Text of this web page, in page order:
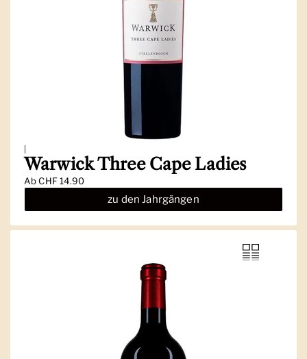
|
Warwick Three Cape Ladies
AbCHF 14.90
zu den Jahrgängen